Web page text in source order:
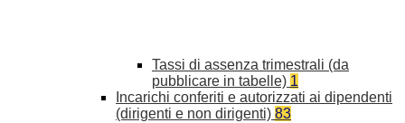
Tassi di assenza trimestrali (da
pubblicare in tabelle) 1
Incarichi conferiti e autorizzati ai dipendenti
(dirigenti e non dirigenti) 83